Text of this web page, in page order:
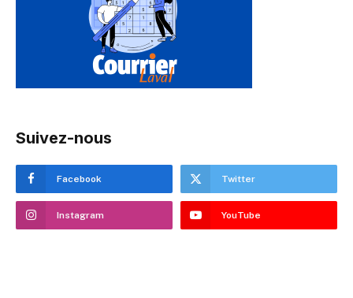
Suivez-nous
Facebook Twitter
Instagram YouTube